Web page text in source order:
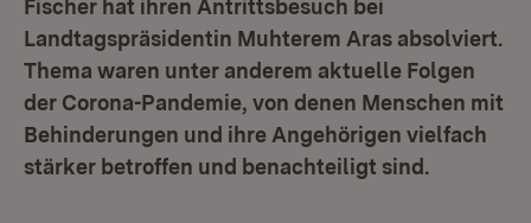
Fischer hat ihren Antrittsbesuch bei
Landtagspräsidentin Muhterem Aras absolviert.
Thema waren unter anderem aktuelle Folgen
der Corona-Pandemie, von denen Menschen mit
Behinderungen und ihre Angehörigen vielfach
stärker betroffen und benachteiligt sind.